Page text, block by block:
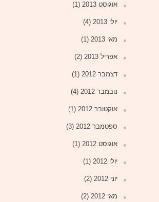
אוגוסט 2013 (1)
יולי 2013 (4)
מאי 2013 (1)
אפריל 2013 (2)
דצמבר 2012 (1)
נובמבר 2012 (4)
אוקטובר 2012 (1)
ספטמבר 2012 (3)
אוגוסט 2012 (1)
יולי 2012 (1)
יוני 2012 (2)
מאי 2012 (2)